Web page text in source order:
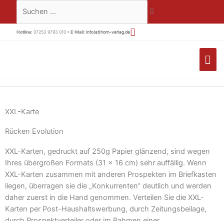
springen
Suchen …
Hotline: 07253 9793 010 • E-Mail: info(at)horn-verlag.de
XXL-Karte
Rücken Evolution
XXL-Karten, gedruckt auf 250g Papier glänzend, sind wegen
Ihres übergroßen Formats (31 x 16 cm) sehr auffällig. Wenn
XXL-Karten zusammen mit anderen Prospekten im Briefkasten
liegen, überragen sie die „Konkurrenten“ deutlich und werden
daher zuerst in die Hand genommen. Verteilen Sie die XXL-
Karten per Post-Haushaltswerbung, durch Zeitungsbeilage,